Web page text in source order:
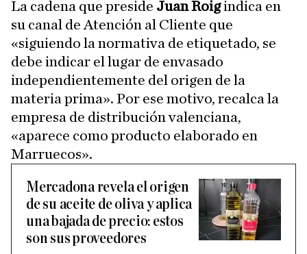
La cadena que preside Juan Roigindica en
su canal de Atención al Cliente que
«siguiendo la normativa de etiquetado, se
debe indicar el lugar de envasado
independientemente del origen de la
materia prima». Por ese motivo, recalca la
empresa de distribución valenciana,
«aparece como producto elaborado en
Marruecos».
Mercadona revela el origen
de su aceite de oliva y aplica
una bajada de precio: estos
son sus proveedores